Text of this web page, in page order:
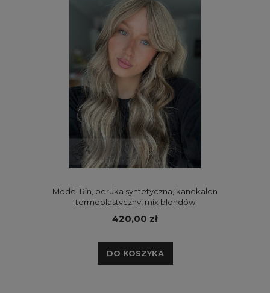
Model Rin, peruka syntetyczna, kanekalon
termoplastyczny, mix blondów
420,00 zł
DO KOSZYKA